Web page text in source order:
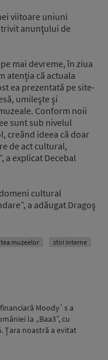
viitoare uniuni
anunţului de
mai devreme, în ziua
atenţia că actuala
ea prezentată pe site-
umileşte şi
Conform noii
sunt sub nivelul
creând ideea că doar
de act cultural,
a explicat Decebal
cultural
a adăugat Dragoş
muzeelor stiri interne
Moody`s a
la „Baa3”, cu
Țara noastră a evitat